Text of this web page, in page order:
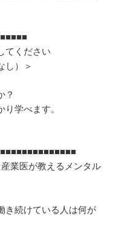
てください
し）＞
？
学べます。
業医が教える メンタル
き続けている人は何が